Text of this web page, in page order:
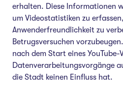
erhalten. Diese Informationen
um Videostatistiken zu
Anwenderfreundlichkeit zu
Betrugsversuchen
nach dem Start eines YouTube-
Datenverarbeitungsvorgänge
die Stadt keinen Einfluss hat.